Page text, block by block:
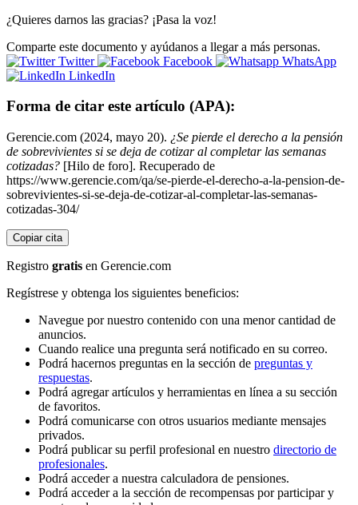
¿Quieres darnos las gracias? ¡Pasa la voz!
Comparte este documento y ayúdanos a llegar a más personas.
Twitter
Facebook
WhatsApp
LinkedIn
Forma de citar este artículo (APA):
Gerencie.com (2024, mayo 20). ¿Se pierde el derecho a la pensión
de sobrevivientes si se deja de cotizar al completar las semanas
cotizadas? [Hilo de foro]. Recuperado de
https://www.gerencie.com/qa/se-pierde-el-derecho-a-la-pension-de-
sobrevivientes-si-se-deja-de-cotizar-al-completar-las-semanas-
cotizadas-304/
Copiar cita
Registro gratis en Gerencie.com
Regístrese y obtenga los siguientes beneficios:
Navegue por nuestro contenido con una menor cantidad de
anuncios.
Cuando realice una pregunta será notificado en su correo.
Podrá hacernos preguntas en la sección de preguntas y
respuestas.
Podrá agregar artículos y herramientas en línea a su sección
de favoritos.
Podrá comunicarse con otros usuarios mediante mensajes
privados.
Podrá publicar su perfil profesional en nuestro directorio de
profesionales.
Podrá acceder a nuestra calculadora de pensiones.
Podrá acceder a la sección de recompensas por participar y